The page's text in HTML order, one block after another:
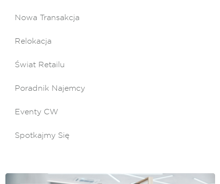
Nowa Transakcja
Relokacja
Świat Retailu
Poradnik Najemcy
Eventy CW
Spotkajmy Się